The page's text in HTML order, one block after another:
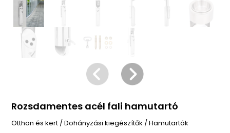
Rozsdamentes acél fali hamutartó
Otthon és kert /Dohányzási kiegészítők /Hamutartók